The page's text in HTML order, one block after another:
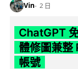
Vin 2 日
ChatGPT
體修圖兼整
帳號